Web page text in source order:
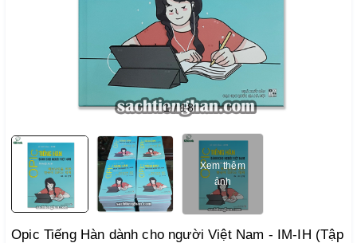
1/18
Xem thêm
ảnh
Opic Tiếng Hàn dành cho người Việt Nam - IM-IH (Tập